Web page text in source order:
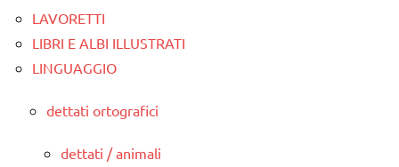
LAVORETTI
LIBRI E ALBI ILLUSTRATI
LINGUAGGIO
dettati ortografici
dettati / animali